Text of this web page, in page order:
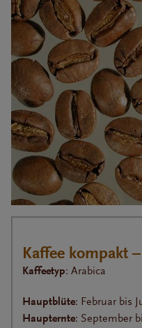
Kaffee kompakt
Kaffeetyp: Arabica
Hauptblüte: Februar bis
Haupternte: September